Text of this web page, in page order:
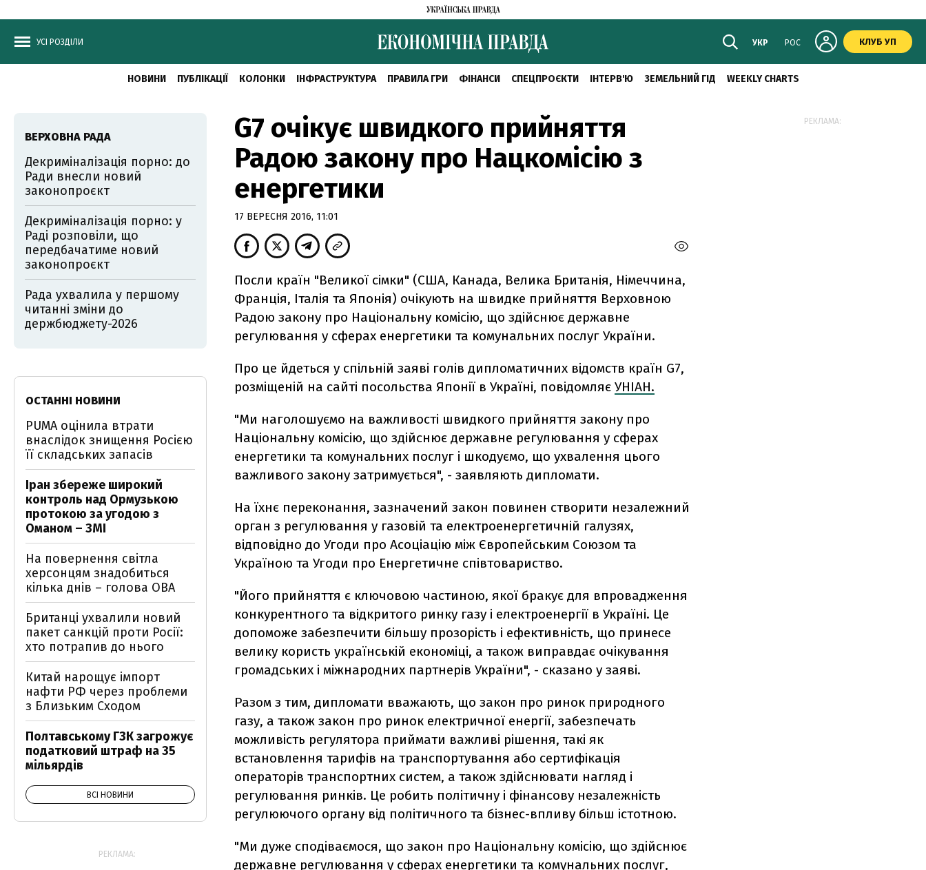
УСІ РОЗДІЛИ УКР РОС КЛУБ УП
НОВИНИ ПУБЛІКАЦІЇ КОЛОНКИ ІНФРАСТРУКТУРА ПРАВИЛА ГРИ ФІНАНСИ СПЕЦПРОЄКТИ ІНТЕРВ'Ю ЗЕМЕЛЬНИЙ ГІД WEEKLY CHARTS
G7 очікує швидкого прийняття
Радою закону про Нацкомісію з
енергетики
17 ВЕРЕСНЯ 2016, 11:01
Посли країн "Великої сімки" (США, Канада, Велика Британія, Німеччина,
Франція, Італія та Японія) очікують на швидке прийняття Верховною
Радою закону про Національну комісію, що здійснює державне
регулювання у сферах енергетики та комунальних послуг України.
Про це йдеться у спільній заяві голів дипломатичних відомств країн G7,
розміщеній на сайті посольства Японії в Україні, повідомляє УНІАН.
"Ми наголошуємо на важливості швидкого прийняття закону про
Національну комісію, що здійснює державне регулювання у сферах
енергетики та комунальних послуг і шкодуємо, що ухвалення цього
важливого закону затримується", - заявляють дипломати.
На їхнє переконання, зазначений закон повинен створити незалежний
орган з регулювання у газовій та електроенергетичній галузях,
відповідно до Угоди про Асоціацію між Європейським Союзом та
Україною та Угоди про Енергетичне співтовариство.
"Його прийняття є ключовою частиною, якої бракує для впровадження
конкурентного та відкритого ринку газу і електроенергії в Україні. Це
допоможе забезпечити більшу прозорість і ефективність, що принесе
велику користь українській економіці, а також виправдає очікування
громадських і міжнародних партнерів України", - сказано у заяві.
Разом з тим, дипломати вважають, що закон про ринок природного
газу, а також закон про ринок електричної енергії, забезпечать
можливість регулятора приймати важливі рішення, такі як
встановлення тарифів на транспортування або сертифікація
операторів транспортних систем, а також здійснювати нагляд і
регулювання ринків. Це робить політичну і фінансову незалежність
регулюючого органу від політичного та бізнес-впливу більш істотною.
"Ми дуже сподіваємося, що закон про Національну комісію, що здійснює
державне регулювання у сферах енергетики та комунальних послуг,
ВЕРХОВНА РАДА
Декриміналізація порно: до
Ради внесли новий
законопроєкт
Декриміналізація порно: у
Раді розповіли, що
передбачатиме новий
законопроєкт
Рада ухвалила у першому
читанні зміни до
держбюджету-2026
ОСТАННІ НОВИНИ
PUMA оцінила втрати
внаслідок знищення Росією
її складських запасів
Іран збереже широкий
контроль над Ормузькою
протокою за угодою з
Оманом – ЗМІ
На повернення світла
херсонцям знадобиться
кілька днів – голова ОВА
Британці ухвалили новий
пакет санкцій проти Росії:
хто потрапив до нього
Китай нарощує імпорт
нафти РФ через проблеми
з Близьким Сходом
Полтавському ГЗК загрожує
податковий штраф на 35
мільярдів
ВСІ НОВИНИ
РЕКЛАМА:
РЕКЛАМА: